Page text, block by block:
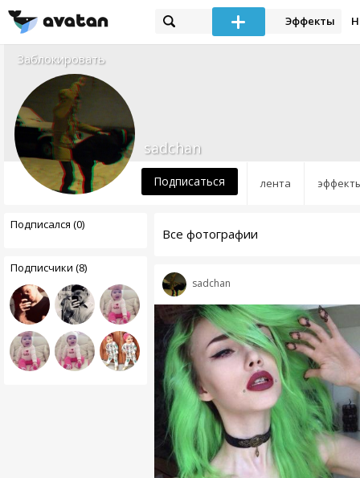
Эффекты
Заблокировать
лента
sadchan
Подписаться
Подписался (0)
Подписчики (8)
Все фотографии
sadchan